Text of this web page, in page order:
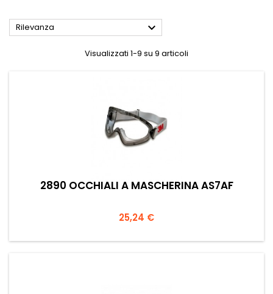
Rilevanza 
Visualizzati 1-9 su 9 articoli
2890 OCCHIALI A MASCHERINA AS7AF
Prezzo
25,24 €